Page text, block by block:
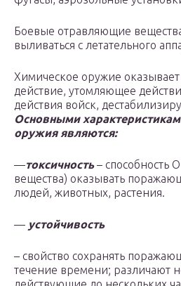
Боевые отравляющие
выливаться с летательного
Химическое оружие
действие, утомляющее
действия войск,
Основными
оружия являются:
—токсичность– способность
вещества) оказывать
людей, животных, растения.
— устойчивость
– свойство сохранять
течение времени; различают